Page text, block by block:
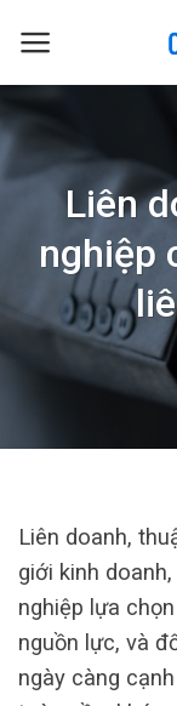
Liên
nghiệp
Liên doanh,
giới kinh
nghiệp lựa
nguồn lực, và
ngày càng